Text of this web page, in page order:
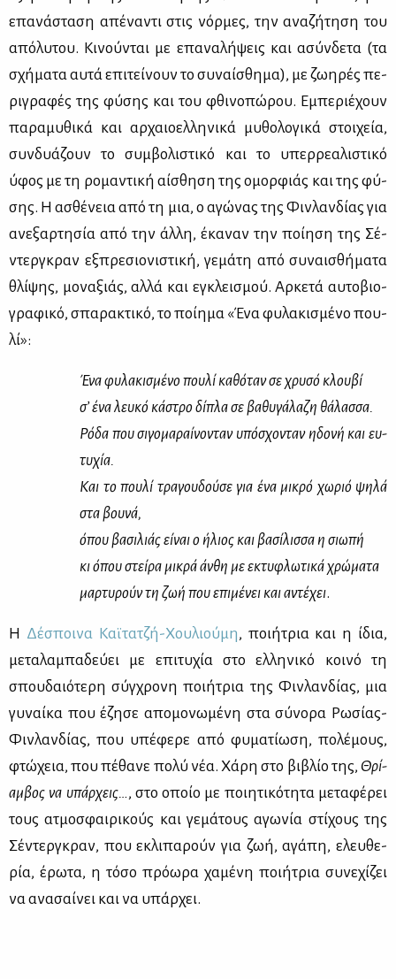
επα­νά­στα­ση απέ­να­ντι στις νόρ­μες, την ανα­ζή­τη­ση του
από­λυ­του. Κι­νού­νται με επα­να­λή­ψεις και ασύν­δε­τα (τα
σχή­μα­τα αυ­τά επι­τεί­νουν το συ­ναί­σθη­μα), με ζω­η­ρές πε­
ρι­γρα­φές της φύ­σης και του φθι­νο­πώ­ρου. Εμπε­ριέ­χουν
πα­ρα­μυ­θι­κά και αρ­χαιο­ελ­λη­νι­κά μυ­θο­λο­γι­κά στοι­χεία,
συν­δυά­ζουν το συμ­βο­λι­στι­κό και το υπερ­ρε­α­λι­στι­κό
ύφος με τη ρο­μα­ντι­κή αί­σθη­ση της ομορ­φιάς και της φύ­
σης. Η ασθέ­νεια από τη μια, ο αγώ­νας της Φιν­λαν­δί­ας για
ανε­ξαρ­τη­σία από την άλ­λη, έκα­ναν την ποί­η­ση της Σέ­
ντερ­γκραν εξ­πρε­σιο­νι­στι­κή, γε­μά­τη από συ­ναι­σθή­μα­τα
θλί­ψης, μο­να­ξιάς, αλ­λά και εγκλει­σμού. Αρ­κε­τά αυ­το­βιο­
γρα­φι­κό, σπα­ρα­κτι­κό, το ποί­η­μα «Ένα φυ­λα­κι­σμέ­νο που­
λί»:
Ένα φυ­λα­κι­σμέ­νο που­λί κα­θό­ταν σε χρυ­σό κλου­βί
σ’ ένα λευ­κό κά­στρο δί­πλα σε βα­θυ­γά­λα­ζη θά­λασ­σα.
Ρό­δα που σι­γο­μα­ραί­νο­νταν υπό­σχο­νταν ηδο­νή και ευ­
τυ­χία.
Και το που­λί τρα­γου­δού­σε για ένα μι­κρό χω­ριό ψη­λά
στα βου­νά,
όπου βα­σι­λιάς εί­ναι ο ήλιος και βα­σί­λισ­σα η σιω­πή
κι όπου στεί­ρα μι­κρά άν­θη με εκτυ­φλω­τι­κά χρώ­μα­τα
μαρ­τυ­ρούν τη ζωή που επι­μέ­νει και αντέ­χει.
Η Δέ­σποι­να Καϊ­τα­τζή-Χου­λιού­μη, ποι­ή­τρια και η ίδια,
με­τα­λα­μπα­δεύ­ει με επι­τυ­χία στο ελ­λη­νι­κό κοι­νό τη
σπου­δαιό­τε­ρη σύγ­χρο­νη ποι­ή­τρια της Φιν­λαν­δί­ας, μια
γυ­ναί­κα που έζη­σε απο­μο­νω­μέ­νη στα σύ­νο­ρα Ρω­σί­ας-
Φιν­λαν­δί­ας, που υπέ­φε­ρε από φυ­μα­τί­ω­ση, πο­λέ­μους,
φτώ­χεια, που πέ­θα­νε πο­λύ νέα. Χά­ρη στο βι­βλίο της, Θρί­
αμ­βος να υπάρ­χεις…, στο οποίο με ποι­η­τι­κό­τη­τα με­τα­φέ­ρει
τους ατμο­σφαι­ρι­κούς και γε­μά­τους αγω­νία στί­χους της
Σέ­ντερ­γκραν, που εκλι­πα­ρούν για ζωή, αγά­πη, ελευ­θε­
ρία, έρω­τα, η τό­σο πρό­ω­ρα χα­μέ­νη ποι­ή­τρια συ­νε­χί­ζει
να ανα­σαί­νει και να υπάρ­χει.